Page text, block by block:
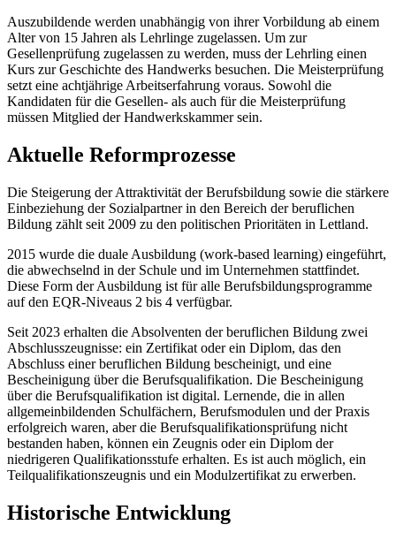
Auszubildende werden unabhängig von ihrer Vorbildung ab einem
Alter von 15 Jahren als Lehrlinge zugelassen. Um zur
Gesellenprüfung zugelassen zu werden, muss der Lehrling einen
Kurs zur Geschichte des Handwerks besuchen. Die Meisterprüfung
setzt eine achtjährige Arbeitserfahrung voraus. Sowohl die
Kandidaten für die Gesellen- als auch für die Meisterprüfung
müssen Mitglied der Handwerkskammer sein.
Aktuelle Reformprozesse
Die Steigerung der Attraktivität der Berufsbildung sowie die stärkere
Einbeziehung der Sozialpartner in den Bereich der beruflichen
Bildung zählt seit 2009 zu den politischen Prioritäten in Lettland.
2015 wurde die duale Ausbildung (work-based learning) eingeführt,
die abwechselnd in der Schule und im Unternehmen stattfindet.
Diese Form der Ausbildung ist für alle Berufsbildungsprogramme
auf den EQR-Niveaus 2 bis 4 verfügbar.
Seit 2023 erhalten die Absolventen der beruflichen Bildung zwei
Abschlusszeugnisse: ein Zertifikat oder ein Diplom, das den
Abschluss einer beruflichen Bildung bescheinigt, und eine
Bescheinigung über die Berufsqualifikation. Die Bescheinigung
über die Berufsqualifikation ist digital. Lernende, die in allen
allgemeinbildenden Schulfächern, Berufsmodulen und der Praxis
erfolgreich waren, aber die Berufsqualifikationsprüfung nicht
bestanden haben, können ein Zeugnis oder ein Diplom der
niedrigeren Qualifikationsstufe erhalten. Es ist auch möglich, ein
Teilqualifikationszeugnis und ein Modulzertifikat zu erwerben.
Historische Entwicklung